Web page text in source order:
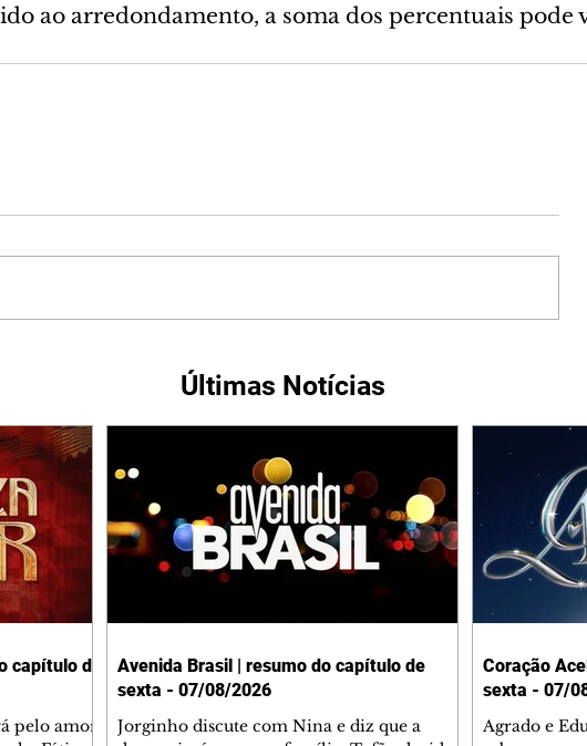
ao arredondamento, a soma dos percentuais pode
Últimas Notícias
capítulo de
pelo amor
Avenida Brasil | resumo do capítulo de
sexta - 07/08/2026
Jorginho discute com Nina e diz que a
Coração
sexta - 07/
Agrado e